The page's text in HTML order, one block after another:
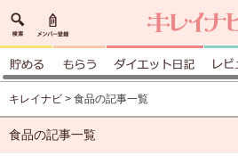
キレイナビ > 食品の記事一覧
食品の記事一覧